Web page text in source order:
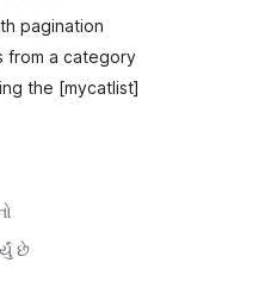
pagination
from a category
the [mycatlist]
છે